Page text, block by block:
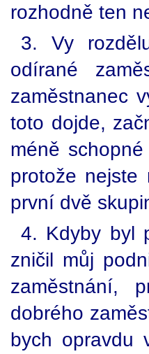
rozhodně ten
3. Vy
odírané
zaměstnanec
toto dojde,
méně
protože nejste
první dvě
4. Kdyby byl
zničil můj
zaměstnání,
dobrého
bych opravdu